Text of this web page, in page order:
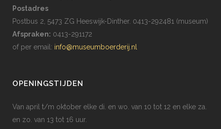
Postadres
Postbus 2, 5473 ZG Heeswijk-Dinther. 0413-292481 (museum)
Afspraken: 0413-291172
of per email: info@museumboerderij.nl
OPENINGSTIJDEN
Van april t/m oktober elke di. en wo. van 10 tot 12 en elke za.
en zo. van 13 tot 16 uur.